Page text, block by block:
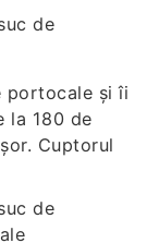
portocale și îi
la 180 de
Cuptorul